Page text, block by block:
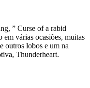
” Curse of a rabid
em várias ocasiões, muitas
outros lobos e um na
Thunderheart.